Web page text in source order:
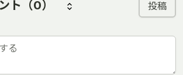
ト （0） 投稿